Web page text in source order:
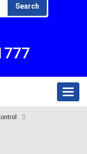
Search